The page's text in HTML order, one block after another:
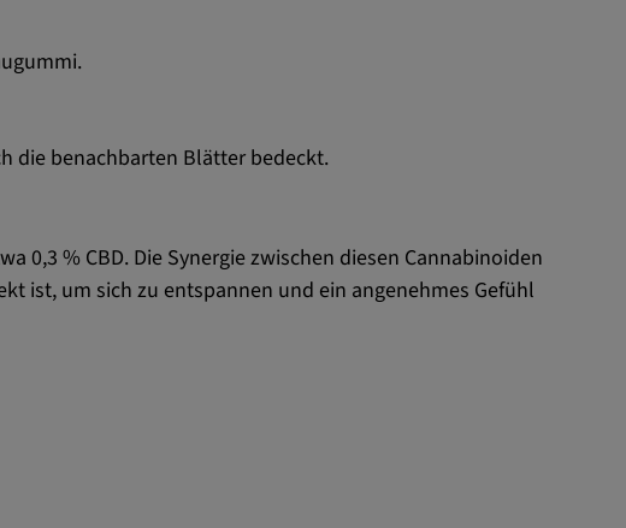
die benachbarten Blätter bedeckt.
0,3 % CBD. Die Synergie zwischen diesen Cannabinoiden
ist, um sich zu entspannen und ein angenehmes Gefühl